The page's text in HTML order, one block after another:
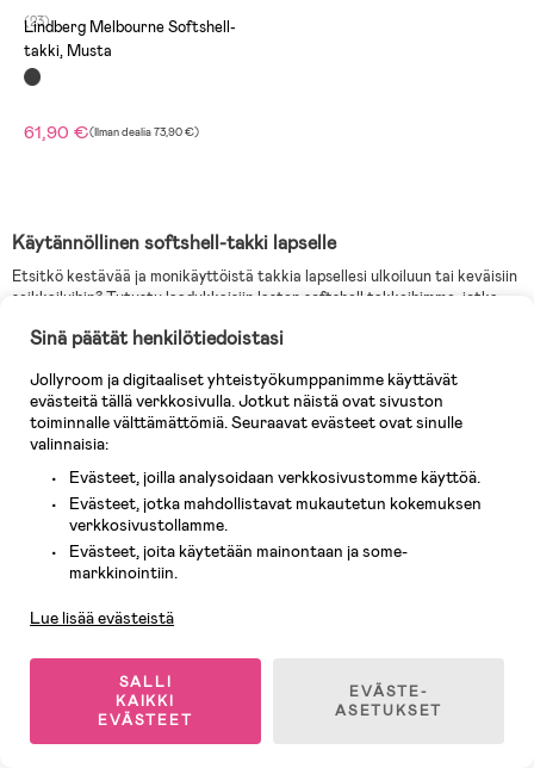
(23)
Lindberg Melbourne Softshell-
takki, Musta
61,90 €(Ilman dealia73,90 €)
Käytännöllinen softshell-takki lapselle
Etsitkö kestävää ja monikäyttöistä takkia lapsellesi ulkoiluun tai keväisiin
seikkailuihin? Tutustu laadukkaisiin lasten softshell takkeihimme, jotka
ulkoiluvaatteeksi. Kevyestä ja joustavasta softshell-materiaalista
valmistettu kevättakki antaa lapsellesi liikkumavapautta ja suojaa
tuulelta sekä pieniltä sateilta. Olipa lapsesi sitten innokas retkeilijä,
pyöräilijä tai ulkona leikkijä, softshell takki on käytännöllinen valinta
Mitä on softshell-materiaali?
Softshell on tekninen ja monipuolinen materiaali, jota käytetään
ulkoiluvaatteissa, kuten takeissa ja housuissa. Softshell-materiaali on
kuitujen sekoituksesta. Tämä yhdistelmä tekee softshell-materiaalista
Softshell-materiaali on suunniteltu tarjoamaan hyvän suoja tuulta
vastaan samalla kun se hengittää hyvin, jolloin se sopii erinomaisesti
aktiiviseen ulkoiluun ja liikkumiseen. Materiaali on usein kaksikerroksinen,
jossa uloimman kerroksen tehtävänä on suojata tuulelta ja kevyiltä
Sinä päätät henkilötiedoistasi
Jollyroom ja digitaaliset yhteistyökumppanimme käyttävät
evästeitä tällä verkkosivulla. Jotkut näistä ovat sivuston
toiminnalle välttämättömiä. Seuraavat evästeet ovat sinulle
valinnaisia:
Evästeet, joilla analysoidaan verkkosivustomme käyttöä.
Evästeet, jotka mahdollistavat mukautetun kokemuksen
verkkosivustollamme.
Evästeet, joita käytetään mainontaan ja some-
markkinointiin.
Lue lisää evästeistä
SALLI
KAIKKI
EVÄSTEET
EVÄSTE-
ASETUKSET